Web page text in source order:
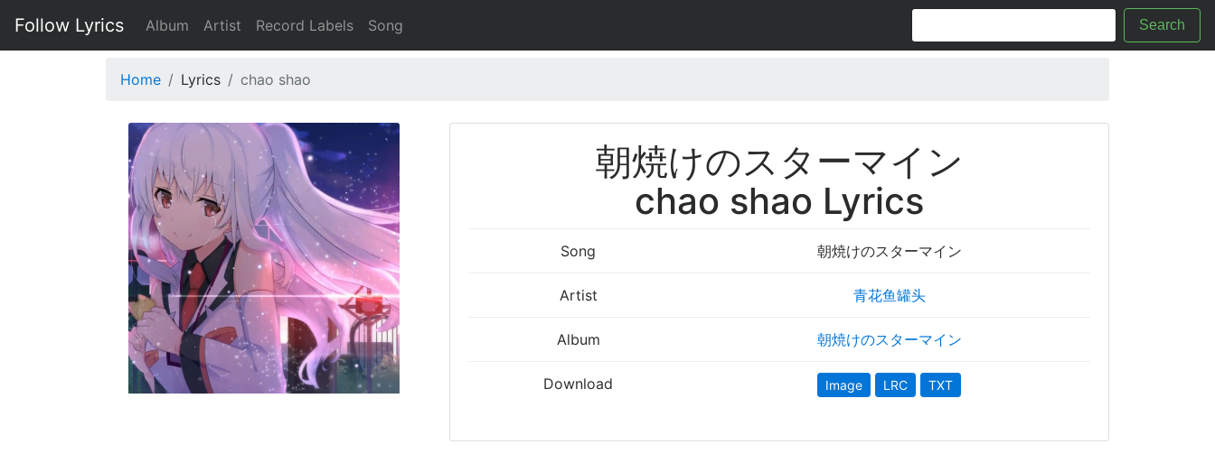
Follow Lyrics Album Artist Record Labels Song Search
Home Lyrics chao shao
朝焼けのスターマイン
chao shao Lyrics
Song 朝焼けのスターマイン
Artist 青花鱼罐头
Album 朝焼けのスターマイン
Download Image LRC TXT